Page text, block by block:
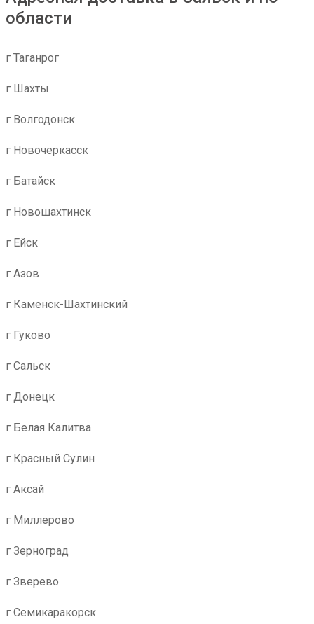
области
г Таганрог
г Шахты
г Волгодонск
г Новочеркасск
г Батайск
г Новошахтинск
г Ейск
г Азов
г Каменск-Шахтинский
г Гуково
г Сальск
г Донецк
г Белая Калитва
г Красный Сулин
г Аксай
г Миллерово
г Зерноград
г Зверево
г Семикаракорск